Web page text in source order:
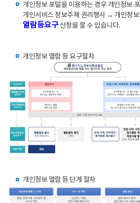
개인정보 포털을 이용하는 경우 개인정
개인서비스 정보주체 권리행사 → 개인정
열람등요구신청을 할 수 있습니다.
개인정보 열람 등 요구절차
개인정보 열람 등 단계 절차